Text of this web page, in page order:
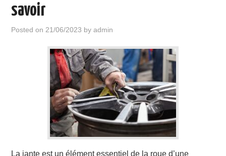
savoir
Posted on21/06/2023 byadmin
La jante est un élément essentiel de la roue d’une